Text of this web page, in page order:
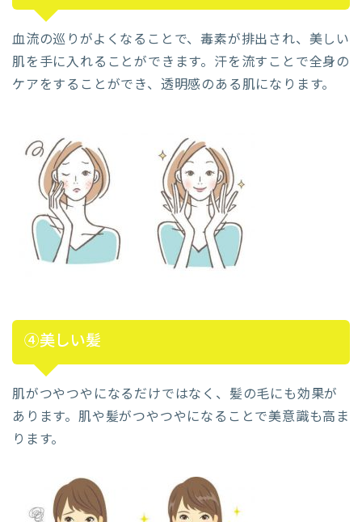
血流の巡りがよくなることで、毒素が排出され、美しい
肌を手に入れることができます。汗を流すことで全身の
ケアをすることができ、透明感のある肌になります。
④美しい髪
肌がつやつやになるだけではなく、髪の毛にも効果が
あります。肌や髪がつやつやになることで美意識も高ま
ります。